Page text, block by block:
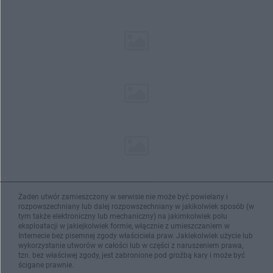
Żaden utwór zamieszczony w serwisie nie może być powielany i
rozpowszechniany lub dalej rozpowszechniany w jakikolwiek sposób (w
tym także elektroniczny lub mechaniczny) na jakimkolwiek polu
eksploatacji w jakiejkolwiek formie, włącznie z umieszczaniem w
Internecie bez pisemnej zgody właściciela praw. Jakiekolwiek użycie lub
wykorzystanie utworów w całości lub w części z naruszeniem prawa,
tzn. bez właściwej zgody, jest zabronione pod groźbą kary i może być
ścigane prawnie.